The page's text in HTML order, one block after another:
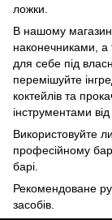
ложки.
В нашому
наконечниками, а
для себе під
перемішуйте
коктейлів та
інструментами
Використовуйте
професійному
барі.
Рекомендоване
засобів.